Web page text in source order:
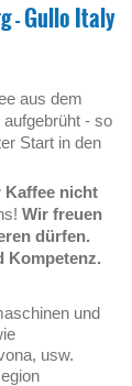
- Gullo Italy
aus dem
- so
Start in den
Kaffee nicht
Wir freuen
dürfen.
Kompetenz.
und
usw.